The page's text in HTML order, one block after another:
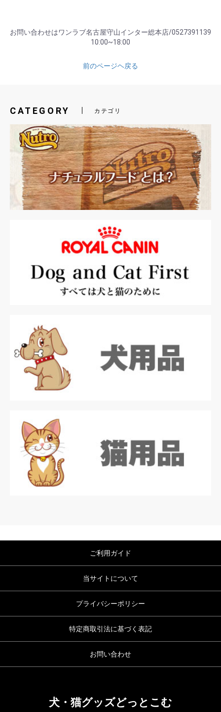
お問い合わせはワンラブ名古屋守山インター総本店/0527391139
10:00~18:00
前のページヘ戻る
CATEGORY カテゴリ
ご利用ガイド
当サイトについて
プライバシーポリシー
特定商取引法に基づく表記
お問い合わせ
犬・猫グッズどっとこむ